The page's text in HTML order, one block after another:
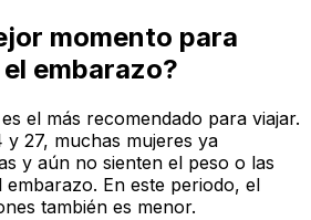
momento para
embarazo?
el más recomendado para viajar.
y 27, muchas mujeres ya
y aún no sienten el peso o las
embarazo. En este periodo, el
también es menor.